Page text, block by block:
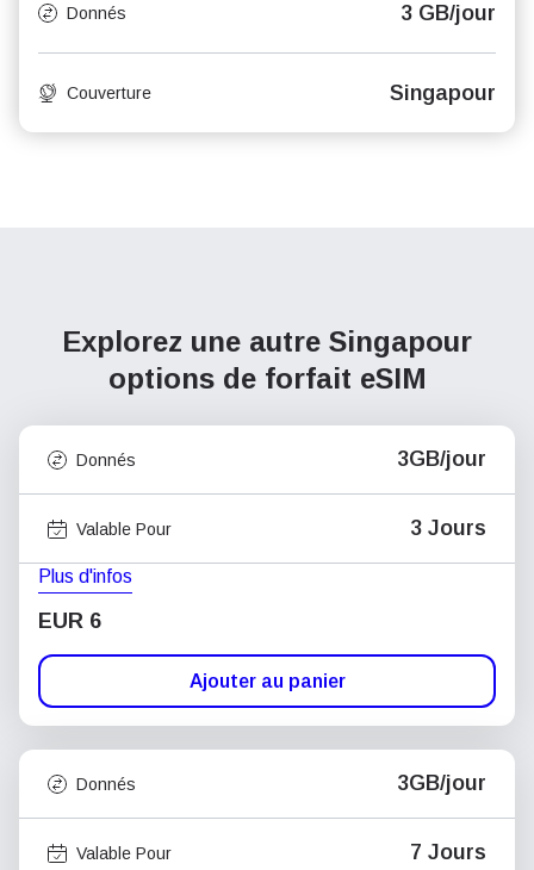
Donnés 3 GB/jour
Couverture Singapour
Explorez une autre Singapour
options de forfait eSIM
Donnés 3GB/jour
Valable Pour 3 Jours
Plus d'infos
EUR 6
Ajouter au panier
Donnés 3GB/jour
Valable Pour 7 Jours